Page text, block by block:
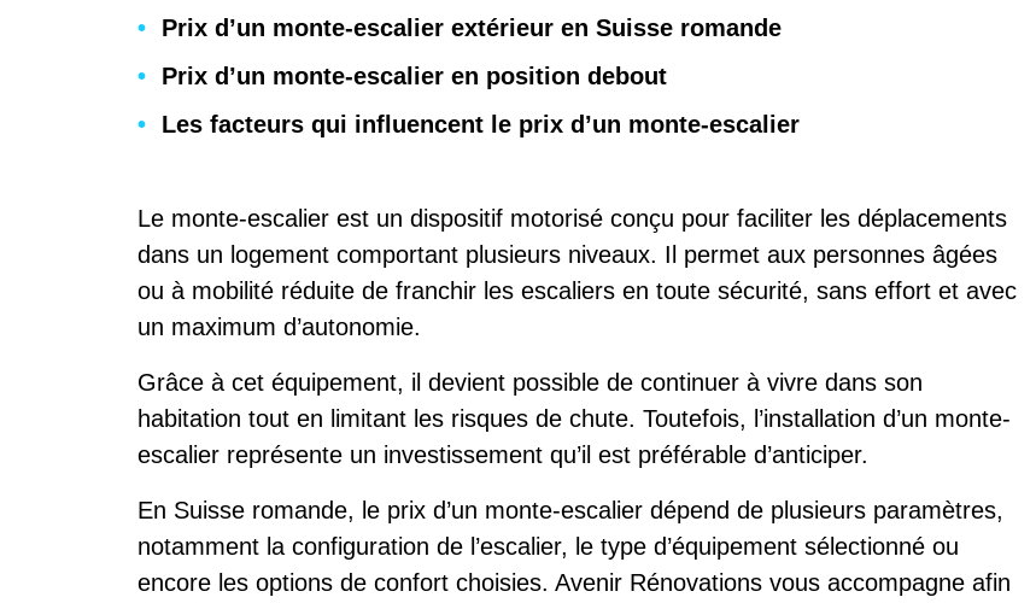
Prix d’un monte-escalier extérieur en Suisse romande
Prix d’un monte-escalier en position debout
Les facteurs qui influencent le prix d’un monte-escalier
Le monte-escalier est un dispositif motorisé conçu pour faciliter les déplacements
dans un logement comportant plusieurs niveaux. Il permet aux personnes âgées
ou à mobilité réduite de franchir les escaliers en toute sécurité, sans effort et avec
un maximum d’autonomie.
Grâce à cet équipement, il devient possible de continuer à vivre dans son
habitation tout en limitant les risques de chute. Toutefois, l’installation d’un monte-
escalier représente un investissement qu’il est préférable d’anticiper.
En Suisse romande, le prix d’un monte-escalier dépend de plusieurs paramètres,
notamment la configuration de l’escalier, le type d’équipement sélectionné ou
encore les options de confort choisies. Avenir Rénovations vous accompagne afin